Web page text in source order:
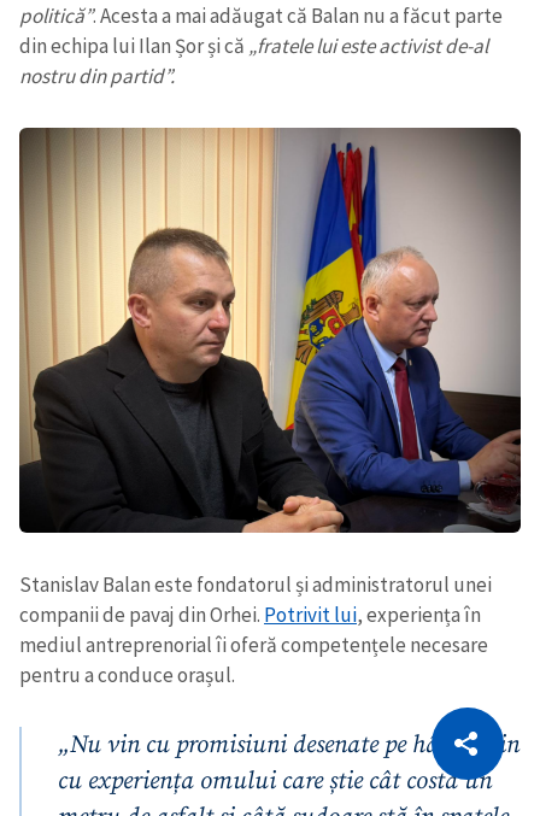
Copiază Link
politică”. Acesta a mai adăugat că Balan nu a făcut parte
din echipa lui Ilan Șor și că „fratele lui este activist de-al
nostru din partid”.
Stanislav Balan este fondatorul și administratorul unei
companii de pavaj din Orhei. Potrivit lui, experiența în
mediul antreprenorial îi oferă competențele necesare
pentru a conduce orașul.
„Nu vin cu promisiuni desenate pe hârtie, vin
cu experiența omului care știe cât costă un
Citește articolul